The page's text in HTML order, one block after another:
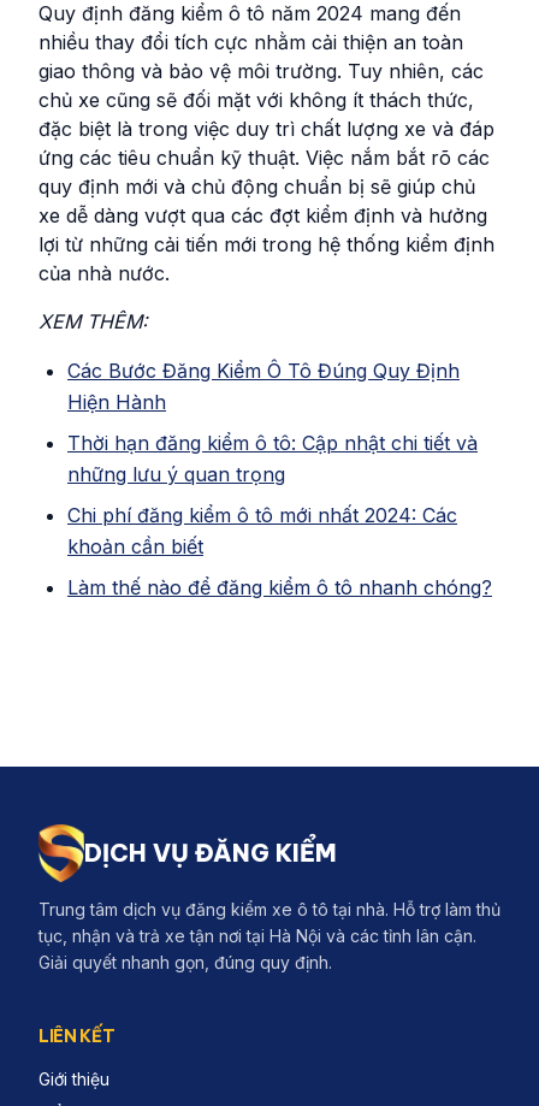
Quy định đăng kiểm ô tô năm 2024 mang đến
nhiều thay đổi tích cực nhằm cải thiện an toàn
giao thông và bảo vệ môi trường. Tuy nhiên, các
chủ xe cũng sẽ đối mặt với không ít thách thức,
đặc biệt là trong việc duy trì chất lượng xe và đáp
ứng các tiêu chuẩn kỹ thuật. Việc nắm bắt rõ các
quy định mới và chủ động chuẩn bị sẽ giúp chủ
xe dễ dàng vượt qua các đợt kiểm định và hưởng
lợi từ những cải tiến mới trong hệ thống kiểm định
của nhà nước.
XEM THÊM:
Các Bước Đăng Kiểm Ô Tô Đúng Quy Định
Hiện Hành
Thời hạn đăng kiểm ô tô: Cập nhật chi tiết và
những lưu ý quan trọng
Chi phí đăng kiểm ô tô mới nhất 2024: Các
khoản cần biết
Làm thế nào để đăng kiểm ô tô nhanh chóng?
DỊCH VỤ ĐĂNG KIỂM
Trung tâm dịch vụ đăng kiểm xe ô tô tại nhà. Hỗ trợ làm thủ
tục, nhận và trả xe tận nơi tại Hà Nội và các tỉnh lân cận.
Giải quyết nhanh gọn, đúng quy định.
LIÊN KẾT
Giới thiệu